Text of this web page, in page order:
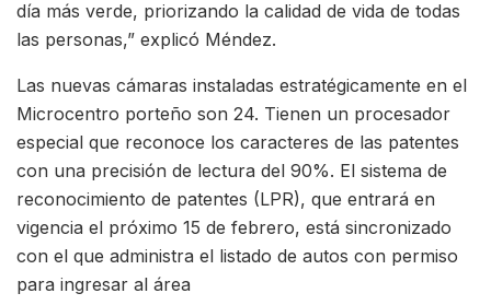
día más verde, priorizando la calidad de vida de todas
las personas,” explicó Méndez.
Las nuevas cámaras instaladas estratégicamente en el
Microcentro porteño son 24. Tienen un procesador
especial que reconoce los caracteres de las patentes
con una precisión de lectura del 90%. El sistema de
reconocimiento de patentes (LPR), que entrará en
vigencia el próximo 15 de febrero, está sincronizado
con el que administra el listado de autos con permiso
para ingresar al área